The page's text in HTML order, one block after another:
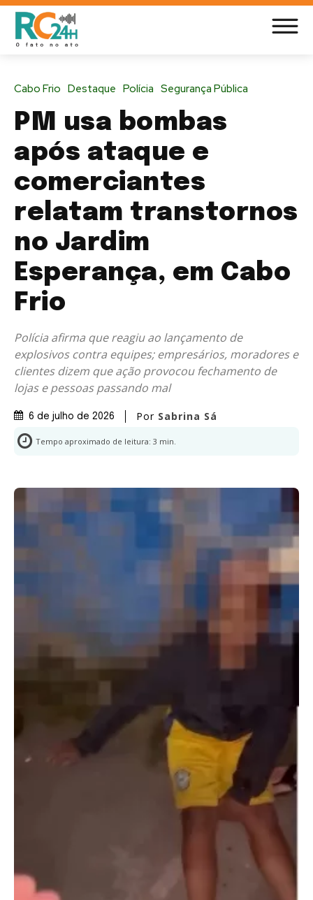
Cabo Frio Destaque Polícia Segurança Pública
PM usa bombas
após ataque e
comerciantes
relatam transtornos
no Jardim
Esperança, em Cabo
Frio
Polícia afirma que reagiu ao lançamento de
explosivos contra equipes; empresários, moradores e
clientes dizem que ação provocou fechamento de
lojas e pessoas passando mal
6 de julho de 2026 Por Sabrina Sá
Tempo aproximado de leitura: 3 min.